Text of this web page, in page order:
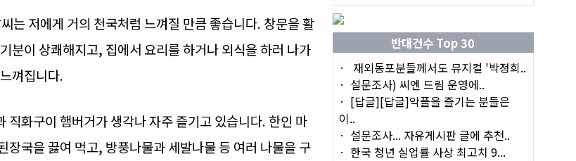
는 저에게 거의 천국처럼 느껴질 만큼 좋습니다. 창문을 활
분이 상쾌해지고, 집에서 요리를 하거나 외식을 하러 나가
껴집니다.
직화구이 햄버거가 생각나 자주 즐기고 있습니다. 한인 마
장국을 끓여 먹고, 방풍나물과 세발나물 등 여러 나물을 구
반대건수 Top 30
재외동포분들께서도 뮤지컬 '박정희..
설문조사) 씨엔 드림 운영에..
[답글][답글]악플을 즐기는 분들은
이..
설문조사... 자유게시판 글에 추천..
한국 청년 실업률 사상 최고치 9...